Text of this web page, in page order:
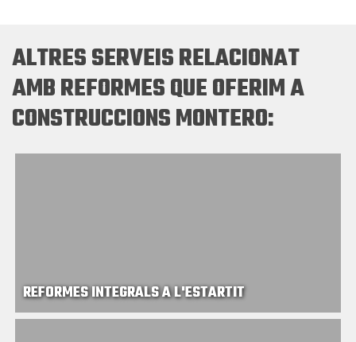
ALTRES SERVEIS RELACIONAT
AMB REFORMES QUE OFERIM A
CONSTRUCCIONS MONTERO:
REFORMES INTEGRALS A L'ESTARTIT